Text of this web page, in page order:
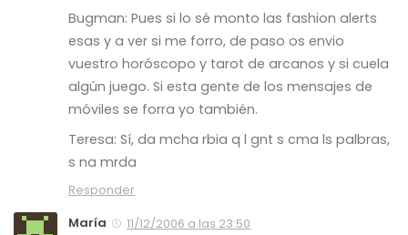
Bugman: Pues si lo sé monto las fashion alerts
esas y a ver si me forro, de paso os envio
vuestro horóscopo y tarot de arcanos y si cuela
algún juego. Si esta gente de los mensajes de
móviles se forra yo también.
Teresa: Sí, da mcha rbia q l gnt s cma ls palbras,
s na mrda
Responder
María
11/12/2006 a las 23:50